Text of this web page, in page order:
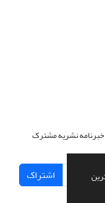
خبرنامه نشریه مشترک
اشتراک